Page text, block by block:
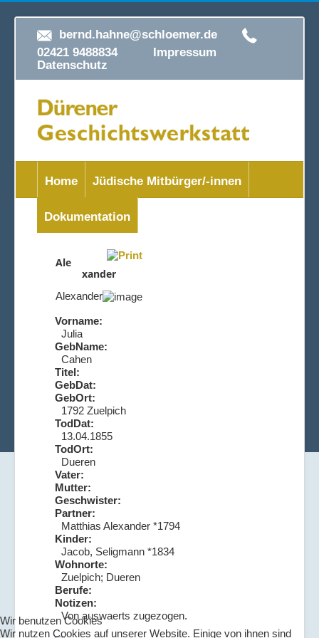
bernd.hahne@schloemer.de
02421 9488834 Impressum
Datenschutz
Home Jüdische Mitbürger/-innen
Dokumentation
Ale
xander
Alexander
Vorname:
Julia
GebName:
Cahen
Titel:
GebDat:
GebOrt:
1792 Zuelpich
TodDat:
13.04.1855
TodOrt:
Dueren
Vater:
Mutter:
Geschwister:
Partner:
Matthias Alexander *1794
Kinder:
Jacob, Seligmann *1834
Wohnorte:
Zuelpich; Dueren
Berufe:
Notizen:
Von auswaerts zugezogen.
Wir benutzen Cookies
Wir nutzen Cookies auf unserer Website. Einige von ihnen sind